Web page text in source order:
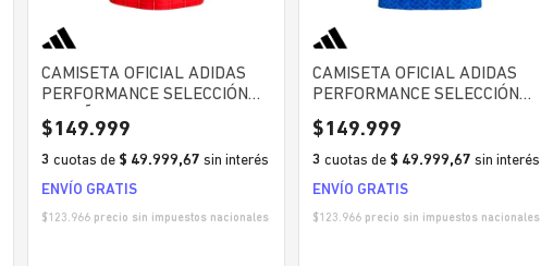
CAMISETA OFICIAL ADIDAS
PERFORMANCE SELECCIÓN
ESPAÑOLA HOMBRE
$149.999
3 cuotas de $ 49.999,67 sin interés
ENVÍO GRATIS
$123.966precio sin impuestos nacionales
CAMISETA OFICIAL ADIDAS
PERFORMANCE SELECCIÓN
ITALIANA HOMBRE
$149.999
3 cuotas de $ 49.999,67 sin interés
ENVÍO GRATIS
$123.966 precio sin impuestos nacionales